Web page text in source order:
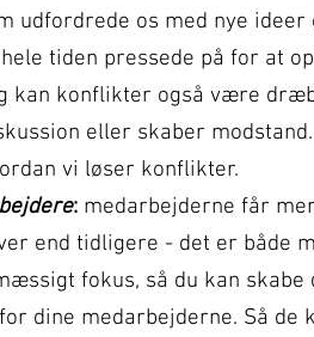
udfordrede os med nye
tiden pressede på for at
kan konflikter også være
eller skaber
vi løser konflikter.
: medarbejderne får
end tidligere - det er både
fokus, så du kan skabe
dine medarbejderne. Så de